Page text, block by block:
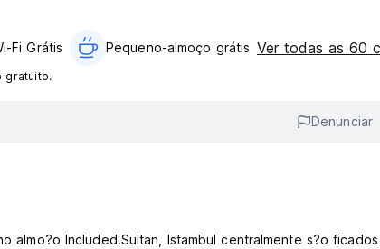
Fi Grátis Pequeno-almoço grátis Ver todas as 60
gratuito.
Denunciar
Included.Sultan, Istambul centralmente s?o ficados